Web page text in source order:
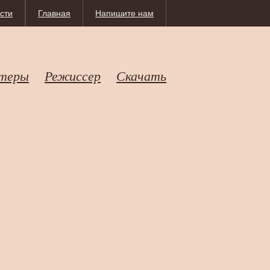
Напишите нам
Главная
Режиссер Скачать